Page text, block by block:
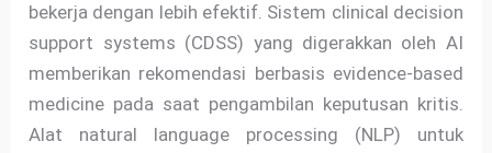
bekerja dengan lebih efektif. Sistem clinical decision
support systems (CDSS) yang digerakkan oleh AI
memberikan rekomendasi berbasis evidence-based
medicine pada saat pengambilan keputusan kritis.
Alat natural language processing (NLP) untuk